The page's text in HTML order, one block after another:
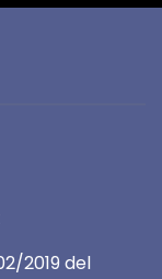
2019 del